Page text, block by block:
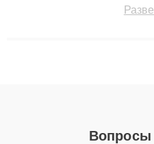
сохранением гарантии до 3
Вопросы